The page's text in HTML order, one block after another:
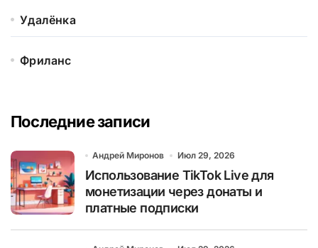
Удалёнка
Фриланс
Последние записи
Андрей Миронов Июл 29, 2026
Использование TikTok Live для
монетизации через донаты и
платные подписки